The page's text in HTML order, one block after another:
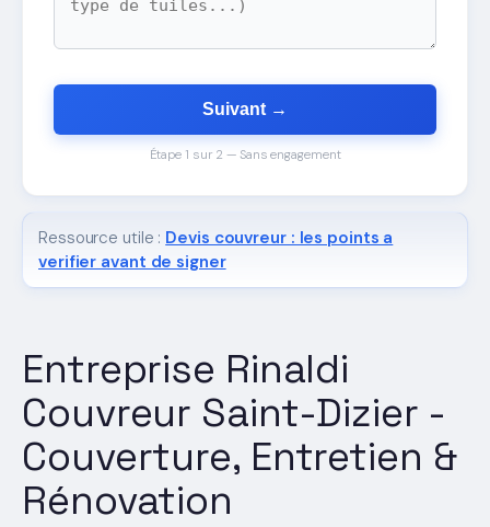
Entreprise Rinaldi
Couvreur Saint-Dizier -
Couverture, Entretien &
Rénovation
Suivant →
Étape 1 sur 2 — Sans engagement
Ressource utile : Devis couvreur : les points a
verifier avant de signer